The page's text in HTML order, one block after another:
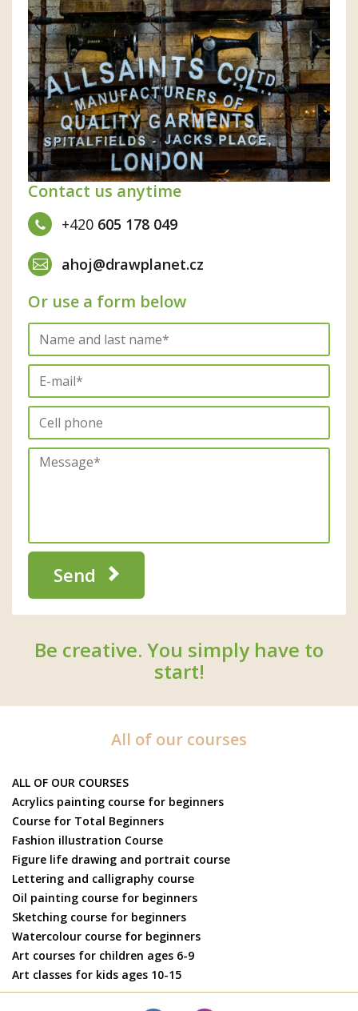
Contact us anytime
+420 605 178 049
ahoj@drawplanet.cz
Or use a form below
Send
Be creative. You simply have to
start!
All of our courses
ALL OF OUR COURSES
Acrylics painting course for beginners
Course for Total Beginners
Fashion illustration Course
Figure life drawing and portrait course
Lettering and calligraphy course
Oil painting course for beginners
Sketching course for beginners
Watercolour course for beginners
Art courses for children ages 6-9
Art classes for kids ages 10-15